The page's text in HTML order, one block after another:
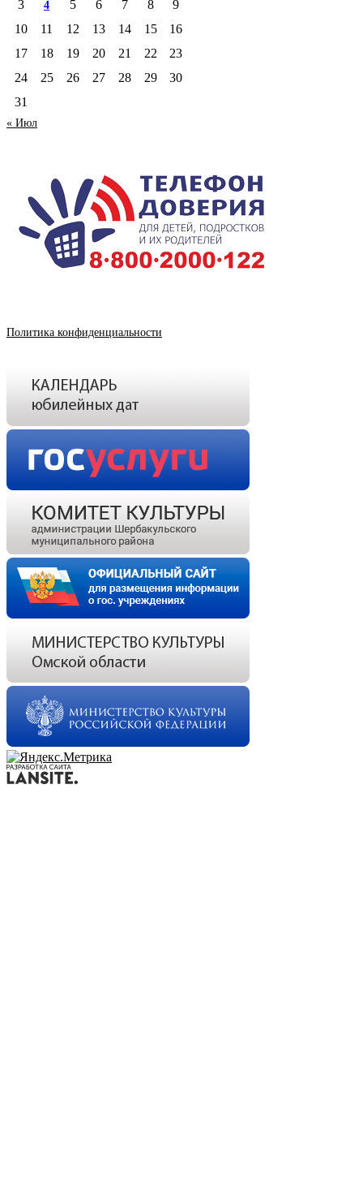
3
4 5 6 7 8
9
10
11 12 13 14 15
16
17
18 19 20 21 22
23
24
25 26 27 28 29
30
31
« Июл
Политика конфиденциальности